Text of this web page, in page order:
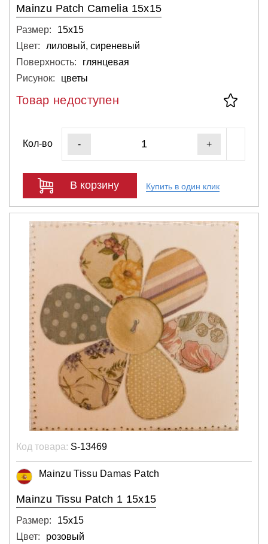
Mainzu Patch Camelia 15x15
Размер:
15х15
Цвет:
лиловый, сиреневый
Поверхность:
глянцевая
Рисунок:
цветы
Товар недоступен
Кол-во - +
В корзину Купить в один клик
Код товара: S-13469
Mainzu Tissu Damas Patch
Mainzu Tissu Patch 1 15x15
Размер:
15х15
Цвет:
розовый